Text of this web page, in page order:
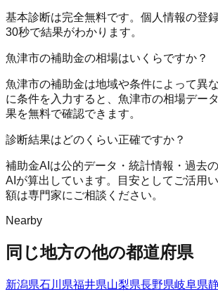
基本診断は完全無料です。個人情報の登
30秒で結果がわかります。
魚津市の補助金の相場はいくらですか？
魚津市の補助金は地域や条件によって異
に条件を入力すると、魚津市の相場デー
果を無料で確認できます。
診断結果はどのくらい正確ですか？
補助金AIは公的データ・統計情報・過去
AIが算出しています。目安としてご活用
額は専門家にご相談ください。
Nearby
同じ地方の他の都道府県
新潟県石川県福井県山梨県長野県岐阜県